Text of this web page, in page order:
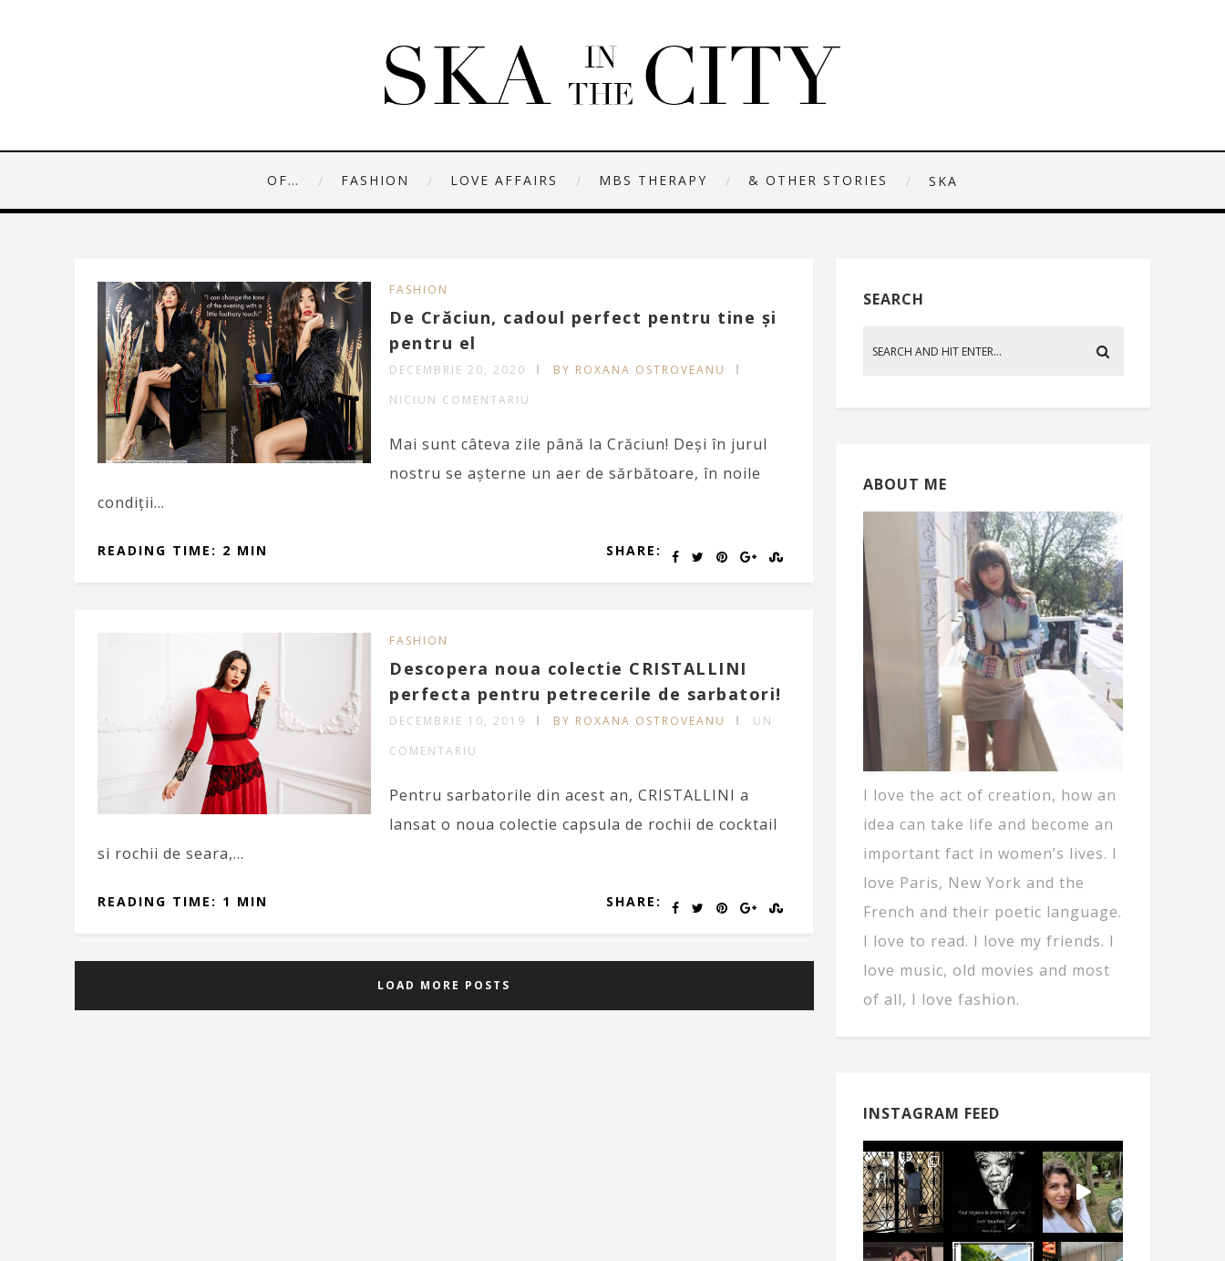
OF… FASHION LOVE AFFAIRS MBS THERAPY & OTHER STORIES SKA
FASHION
De Crăciun, cadoul perfect pentru tine și
pentru el
DECEMBRIE 20, 2020
BY ROXANA OSTROVEANU
NICIUN COMENTARIU
Mai sunt câteva zile până la Crăciun! Deși în jurul
nostru se așterne un aer de sărbătoare, în noile
condiții…
SHARE:
READING TIME: 2 MIN
FASHION
Descopera noua colectie CRISTALLINI
perfecta pentru petrecerile de sarbatori!
DECEMBRIE 10, 2019 BY ROXANA OSTROVEANU
UN
COMENTARIU
Pentru sarbatorile din acest an, CRISTALLINI a
lansat o noua colectie capsula de rochii de cocktail
si rochii de seara,…
SHARE:
READING TIME: 1 MIN
LOAD MORE POSTS
SEARCH
ABOUT ME
I love the act of creation, how an
idea can take life and become an
important fact in women’s lives. I
love Paris, New York and the
French and their poetic language.
I love to read. I love my friends. I
love music, old movies and most
of all, I love fashion.
INSTAGRAM FEED